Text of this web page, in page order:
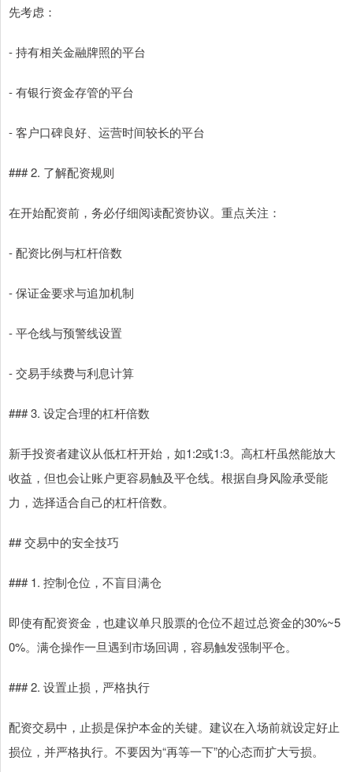
先考虑：
- 持有相关金融牌照的平台
- 有银行资金存管的平台
- 客户口碑良好、运营时间较长的平台
### 2. 了解配资规则
在开始配资前，务必仔细阅读配资协议。重点关注：
- 配资比例与杠杆倍数
- 保证金要求与追加机制
- 平仓线与预警线设置
- 交易手续费与利息计算
### 3. 设定合理的杠杆倍数
新手投资者建议从低杠杆开始，如1:2或1:3。高杠杆虽然能放大
收益，但也会让账户更容易触及平仓线。根据自身风险承受能
力，选择适合自己的杠杆倍数。
## 交易中的安全技巧
### 1. 控制仓位，不盲目满仓
即使有配资资金，也建议单只股票的仓位不超过总资金的30%~5
0%。满仓操作一旦遇到市场回调，容易触发强制平仓。
### 2. 设置止损，严格执行
配资交易中，止损是保护本金的关键。建议在入场前就设定好止
损位，并严格执行。不要因为“再等一下”的心态而扩大亏损。